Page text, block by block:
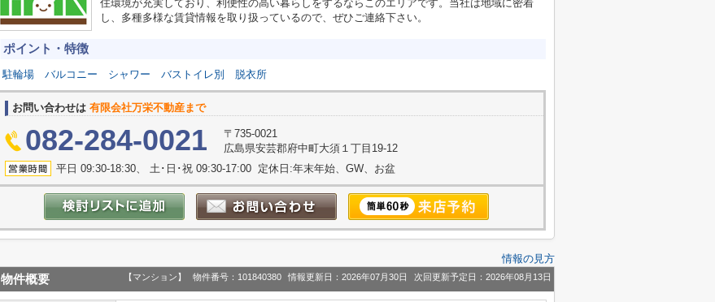
住環境が充実しており、利便性の高い暮らしをするならこのエリアです。当社は地域に密着
し、多種多様な賃貸情報を取り扱っているので、ぜひご連絡下さい。
ポイント・特徴
駐輪場 バルコニー シャワー バストイレ別 脱衣所
お問い合わせは 有限会社万栄不動産まで
082-284-0021
〒735-0021
広島県安芸郡府中町大須１丁目19-12
平日 09:30-18:30、 土･日･祝 09:30-17:00 定休日:年末年始、GW、お盆
情報の見方
物件概要 【マンション】 物件番号：101840380 情報更新日：2026年07月30日 次回更新予定日：2026年08月13日